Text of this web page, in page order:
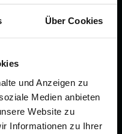
Über Cookies
und Anzeigen zu
Medien anbieten
Website zu
Informationen zu Ihrer
rund